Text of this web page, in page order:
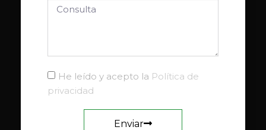
He leído y acepto la Política de
privacidad
Enviar